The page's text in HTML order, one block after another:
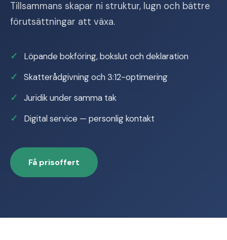
Tillsammans skapar ni struktur, lugn och bättre
förutsättningar att växa.
Löpande bokföring, bokslut och deklaration
Skatterådgivning och 3:12-optimering
Juridik under samma tak
Digital service — personlig kontakt
Få prisoffert